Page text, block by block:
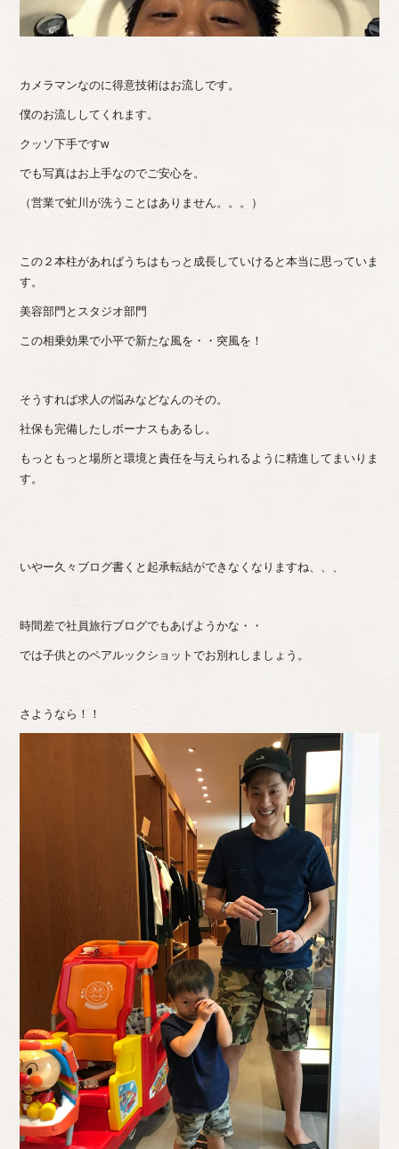
カメラマンなのに得意技術はお流しです。
僕のお流ししてくれます。
クッソ下手ですw
でも写真はお上手なのでご安心を。
（営業で虻川が洗うことはありません。。。）
この２本柱があればうちはもっと成長していけると本当に思っていま
す。
美容部門とスタジオ部門
この相乗効果で小平で新たな風を・・突風を！
そうすれば求人の悩みなどなんのその。
社保も完備したしボーナスもあるし。
もっともっと場所と環境と責任を与えられるように精進してまいりま
す。
いやー久々ブログ書くと起承転結ができなくなりますね、、、
時間差で社員旅行ブログでもあげようかな・・
では子供とのペアルックショットでお別れしましょう。
さようなら！！